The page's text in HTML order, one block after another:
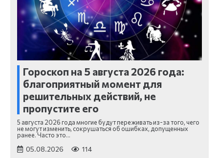
Гороскоп на 5 августа 2026 года:
благоприятный момент для
решительных действий, не
пропустите его
5 августа 2026 года многие будут переживать из-за того, чего
не могут изменить, сокрушаться об ошибках, допущенных
ранее. Часто это…
05.08.2026 114